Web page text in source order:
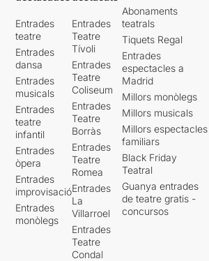
Entrades
teatre
Entrades
dansa
Entrades
musicals
Entrades
teatre
infantil
Entrades
òpera
Entrades
improvisació
Entrades
monòlegs
Entrades
Teatre
Tívoli
Entrades
Teatre
Coliseum
Entrades
Teatre
Borràs
Entrades
Teatre
Romea
Entrades
La
Villarroel
Entrades
Teatre
Condal
Abonaments
teatrals
Tiquets Regal
Entrades
espectacles a
Madrid
Millors monòlegs
Millors musicals
Millors espectacles
familiars
Black Friday
Teatral
Guanya entrades
de teatre gratis -
concursos